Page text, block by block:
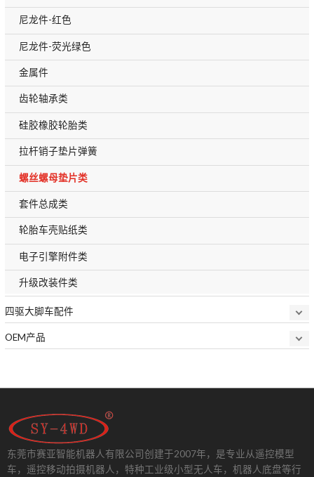
尼龙件-红色
尼龙件-荧光绿色
金属件
齿轮轴承类
硅胶橡胶轮胎类
拉杆销子垫片弹簧
螺丝螺母垫片类
套件总成类
轮胎车壳贴纸类
电子引擎附件类
升级改装件类
四驱大脚车配件
OEM产品
东莞市赛亚智能机器人有限公司创建于2007年，是专业从遥控模型
车，遥控移动拍摄机器人，特种工业级小型无人车，机器人底盘等行